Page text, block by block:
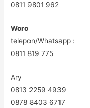
0811 9801 962
Woro
telepon/Whatsapp :
0811 819 775
Ary
0813 2259 4939
0878 8403 6717